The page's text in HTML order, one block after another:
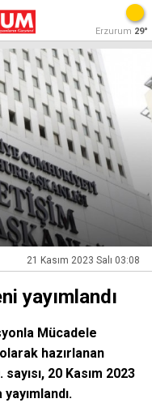
Erzurum 29°
21 Kasım 2023 Salı 03:08
yayımlandı
Mücadele
hazırlanan
20 Kasım 2023